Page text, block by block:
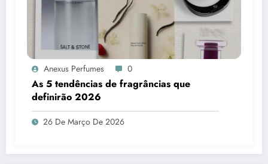
Anexus Perfumes 0
As 5 tendências de fragrâncias que
definirão 2026
26 De Março De 2026